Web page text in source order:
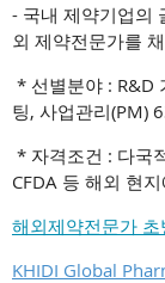
- 국내 제약기업의
외 제약전문가를
* 선별분야 : R&D
팅, 사업관리(PM)
* 자격조건 : 다국
CFDA 등 해외 현
해외제약전문가 초
KHIDI Global